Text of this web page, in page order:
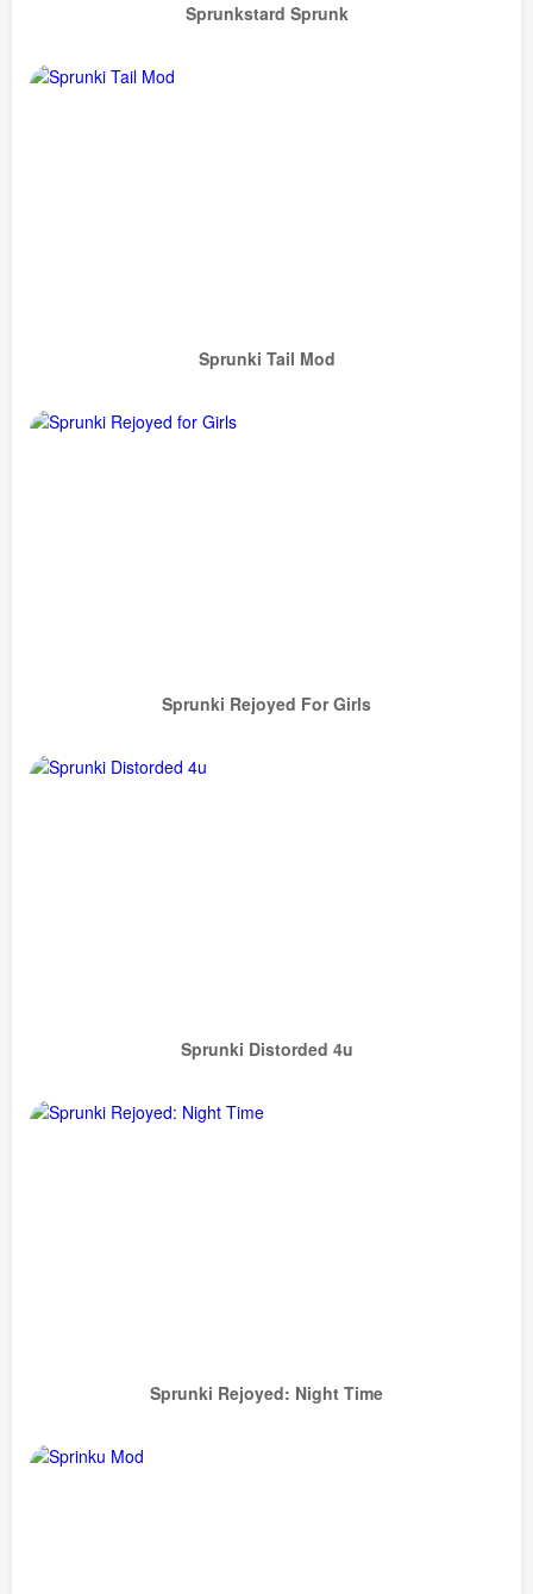
Sprunkstard Sprunk
Sprunki Tail Mod
Sprunki Rejoyed For Girls
Sprunki Distorded 4u
Sprunki Rejoyed: Night Time